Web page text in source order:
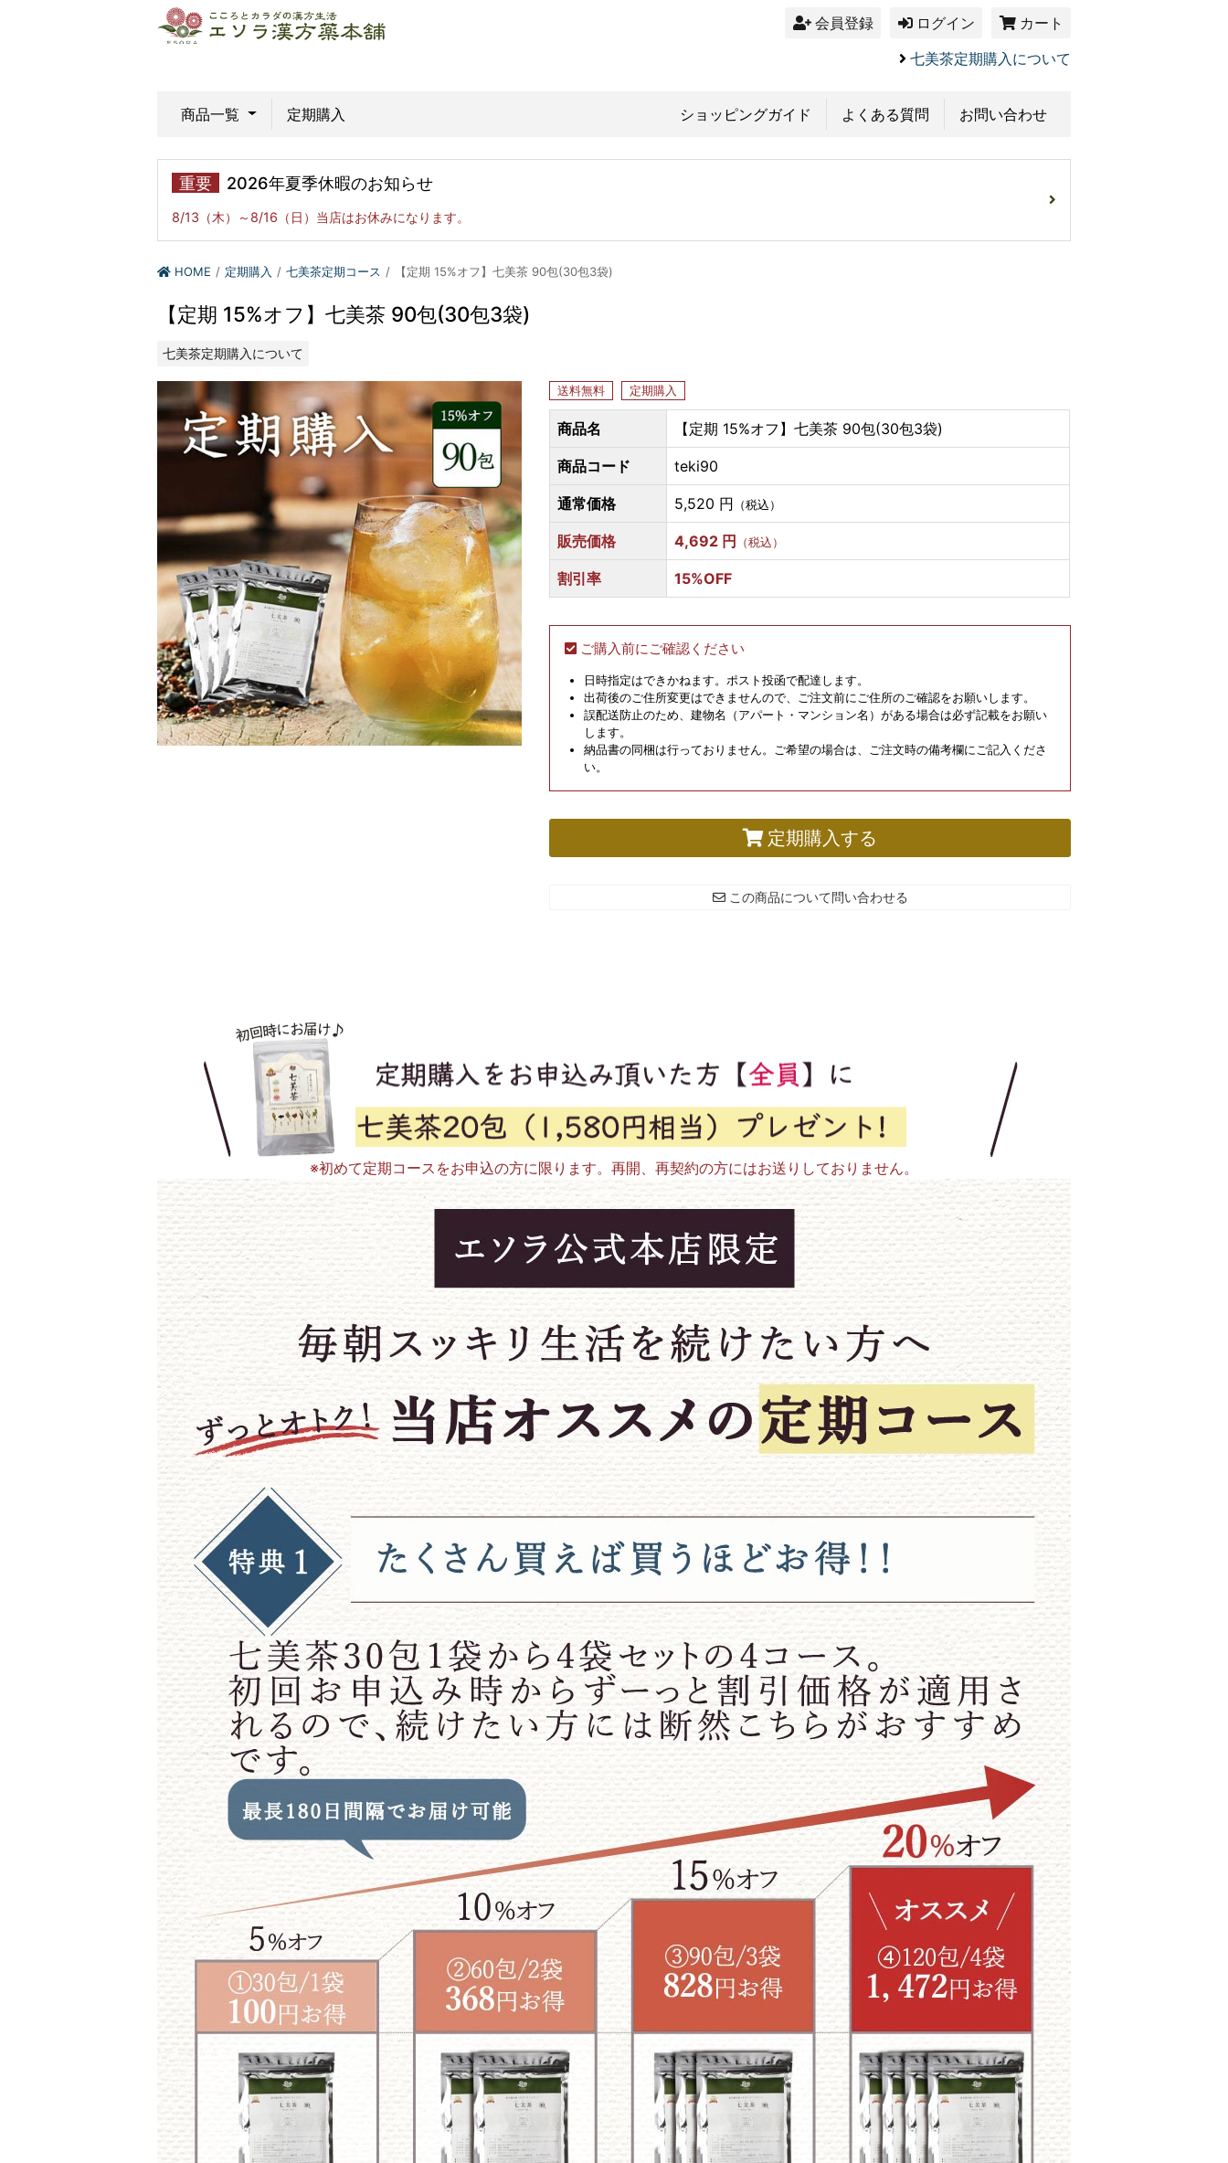
会員登録 ログイン
カート
七美茶定期購入について
商品一覧 定期購入 ショッピングガイド よくある質問 お問い合わせ
重要 2026年夏季休暇のお知らせ
8/13（木）～8/16（日）当店はお休みになります。
HOME 定期購入 七美茶定期コース 【定期 15%オフ】七美茶 90包(30包3袋)
【定期 15%オフ】七美茶 90包(30包3袋)
七美茶定期購入について
送料無料 定期購入
商品名 【定期 15%オフ】七美茶 90包(30包3袋)
商品コード teki90
通常価格 5,520 円 （税込）
販売価格 4,692 円 （税込）
割引率 15%OFF
ご購入前にご確認ください
日時指定はできかねます。ポスト投函で配達します。
出荷後のご住所変更はできませんので、ご注文前にご住所のご確認をお願いします。
誤配送防止のため、建物名（アパート・マンション名）がある場合は必ず記載をお願い
します。
納品書の同梱は行っておりません。ご希望の場合は、ご注文時の備考欄にご記入くださ
い。
定期購入する
この商品について問い合わせる
※初めて定期コースをお申込の方に限ります。再開、再契約の方にはお送りしておりません。